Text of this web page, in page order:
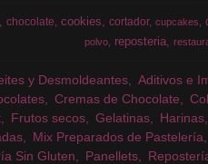
chocolate cookies cortador cupcakes
polvo
reposteria
y Desmoldeantes Aditivos e
Cremas de Chocolate
Frutos secos Gelatinas Harinas
Mix Preparados de Pastelería
Sin Gluten Panellets